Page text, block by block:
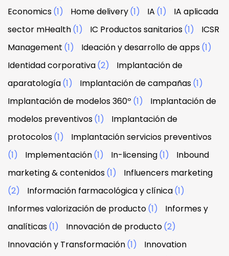
Economics(1) Home delivery(1) IA (1)
IA aplicada
sector mHealth(1) IC Productos sanitarios(1)
ICSR
Management (1) Ideación y desarrollo de apps(1)
Identidad corporativa(2)
Implantación de
aparatología(1) Implantación de campañas(1)
Implantación de modelos 360º (1)
Implantación de
modelos preventivos(1)
Implantación de
protocolos(1)
Implantación servicios preventivos
(1)
Implementación(1) In-licensing(1)
Inbound
marketing & contenidos(1)
Influencers marketing
(2)
Información farmacológica y clínica(1)
Informes valorización de producto(1)
Informes y
analíticas(1) Innovación de producto(2)
Innovación y Transformación(1)
Innovation